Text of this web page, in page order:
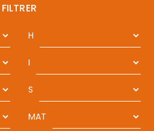
FILTRER
H
I
S
MAT